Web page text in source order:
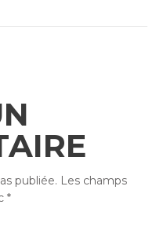
publiée. Les champs
*